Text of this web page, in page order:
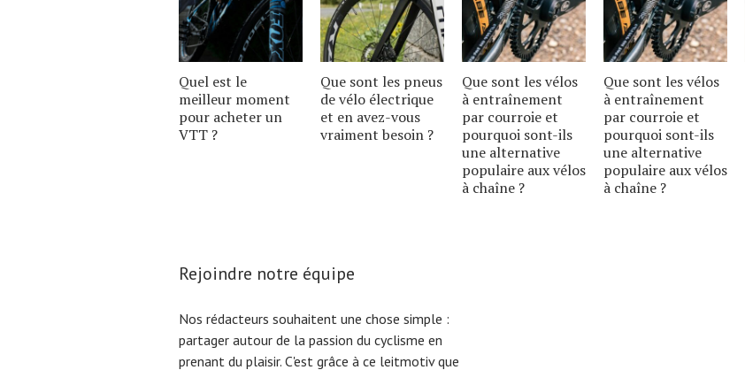
Quel est le
meilleur moment
pour acheter un
VTT ?
Que sont les pneus
de vélo électrique
et en avez-vous
vraiment besoin ?
Que sont les vélos
à entraînement
par courroie et
pourquoi sont-ils
une alternative
populaire aux vélos
à chaîne ?
Que sont les vélos
à entraînement
par courroie et
pourquoi sont-ils
une alternative
populaire aux vélos
à chaîne ?
Rejoindre notre équipe
Nos rédacteurs souhaitent une chose simple :
partager autour de la passion du cyclisme en
prenant du plaisir. C'est grâce à ce leitmotiv que